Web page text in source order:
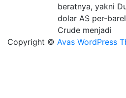
beratnya, yakni
dolar AS per-
Crude menjadi
Copyright © Avas WordPress